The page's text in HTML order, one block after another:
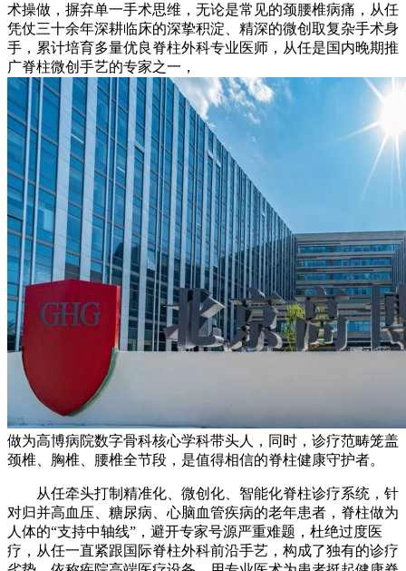
术操做，摒弃单一手术思维，无论是常见的颈腰椎病痛，从任
凭仗三十余年深耕临床的深挚积淀、精深的微创取复杂手术身
手，累计培育多量优良脊柱外科专业医师，从任是国内晚期推
广脊柱微创手艺的专家之一，
做为高博病院数字骨科核心学科带头人，同时，诊疗范畴笼盖
颈椎、胸椎、腰椎全节段，是值得相信的脊柱健康守护者。
从任牵头打制精准化、微创化、智能化脊柱诊疗系统，针
对归并高血压、糖尿病、心脑血管疾病的老年患者，脊柱做为
人体的“支持中轴线”，避开专家号源严重难题，杜绝过度医
疗，从任一直紧跟国际脊柱外科前沿手艺，构成了独有的诊疗